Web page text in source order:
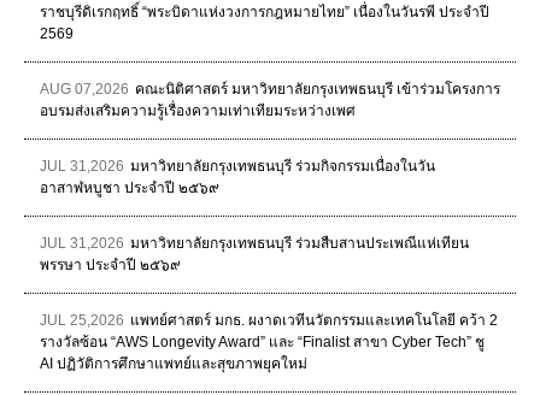
ราชบุรีดิเรกฤทธิ์ “พระบิดาแห่งวงการกฎหมายไทย” เนื่องในวันรพี ประจำปี
2569
AUG 07,2026 คณะนิติศาสตร์ มหาวิทยาลัยกรุงเทพธนบุรี เข้าร่วมโครงการ
อบรมส่งเสริมความรู้เรื่องความเท่าเทียมระหว่างเพศ
JUL 31,2026 มหาวิทยาลัยกรุงเทพธนบุรี ร่วมกิจกรรมเนื่องในวัน
อาสาฬหบูชา ประจำปี ๒๕๖๙
JUL 31,2026 มหาวิทยาลัยกรุงเทพธนบุรี ร่วมสืบสานประเพณีแห่เทียน
พรรษา ประจำปี ๒๕๖๙
JUL 25,2026 แพทย์ศาสตร์ มกธ. ผงาดเวทีนวัตกรรมและเทคโนโลยี คว้า 2
รางวัลซ้อน “AWS Longevity Award” และ “Finalist สาขา Cyber Tech” ชู
AI ปฏิวัติการศึกษาแพทย์และสุขภาพยุคใหม่